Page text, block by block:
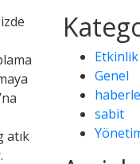
atık
Etkinlik
Genel
sabit